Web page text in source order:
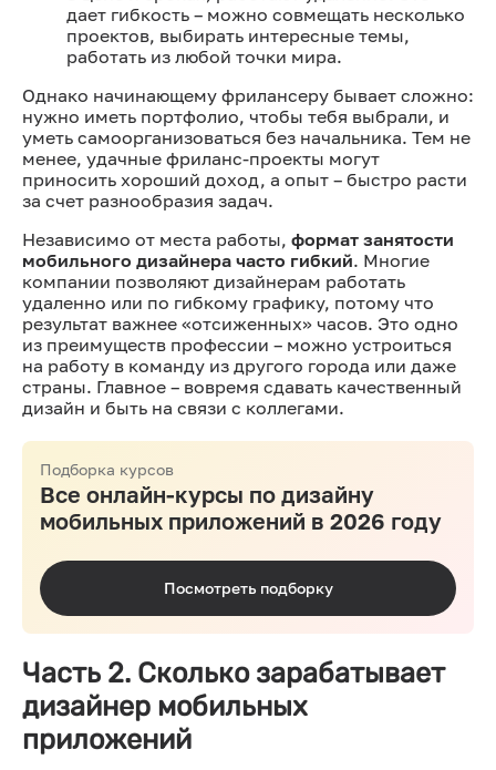
дает гибкость – можно совмещать несколько
проектов, выбирать интересные темы,
работать из любой точки мира.
Однако начинающему фрилансеру бывает сложно:
нужно иметь портфолио, чтобы тебя выбрали, и
уметь самоорганизоваться без начальника. Тем не
менее, удачные фриланс-проекты могут
приносить хороший доход, а опыт – быстро расти
за счет разнообразия задач.
Независимо от места работы, формат занятости
мобильного дизайнера часто гибкий. Многие
компании позволяют дизайнерам работать
удаленно или по гибкому графику, потому что
результат важнее «отсиженных» часов. Это одно
из преимуществ профессии – можно устроиться
на работу в команду из другого города или даже
страны. Главное – вовремя сдавать качественный
дизайн и быть на связи с коллегами.
Подборка курсов
Все онлайн-курсы по дизайну
мобильных приложений в 2026 году
Посмотреть подборку
Часть 2. Сколько зарабатывает
дизайнер мобильных
приложений